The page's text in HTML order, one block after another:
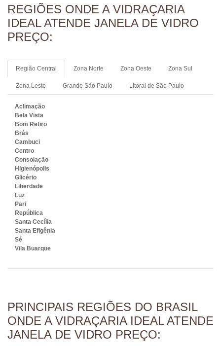
REGIÕES ONDE A VIDRAÇARIA
IDEAL ATENDE JANELA DE VIDRO
PREÇO:
Região Central Zona Norte Zona Oeste Zona Sul
Zona Leste Grande São Paulo Litoral de São Paulo
Aclimação
Bela Vista
Bom Retiro
Brás
Cambuci
Centro
Consolação
Higienópolis
Glicério
Liberdade
Luz
Pari
República
Santa Cecília
Santa Efigênia
Sé
Vila Buarque
PRINCIPAIS REGIÕES DO BRASIL
ONDE A VIDRAÇARIA IDEAL ATENDE
JANELA DE VIDRO PREÇO: